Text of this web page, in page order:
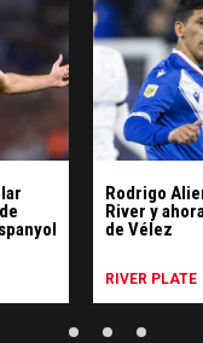
Rodrigo
River y
de Vélez
RIVER PLATE